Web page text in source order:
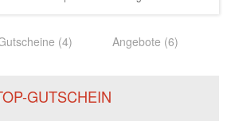
(4) Angebote (6)
GUTSCHEIN